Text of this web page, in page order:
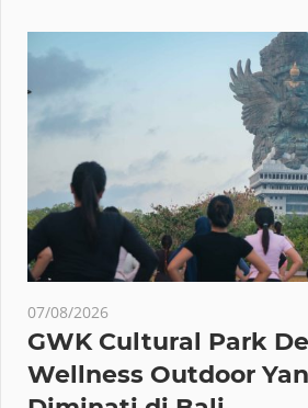
07/08/2026
GWK Cultural Park
Wellness Outdoor